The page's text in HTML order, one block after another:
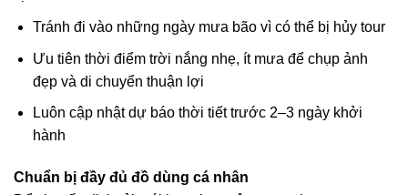
Tránh đi vào những ngày mưa bão vì có thể bị hủy tour
Ưu tiên thời điểm trời nắng nhẹ, ít mưa để chụp ảnh
đẹp và di chuyển thuận lợi
Luôn cập nhật dự báo thời tiết trước 2–3 ngày khởi
hành
Chuẩn bị đầy đủ đồ dùng cá nhân